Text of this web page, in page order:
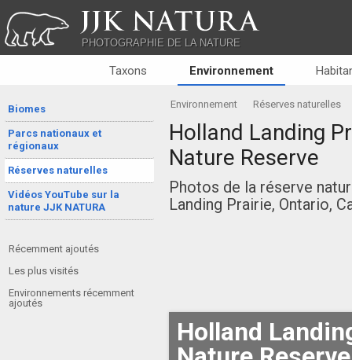
JJK NATURA
PHOTOGRAPHIE DE LA NATURE
Taxons Environnement
Biomes
Parcs nationaux et
régionaux
Réserves naturelles
Vidéos YouTube sur la
nature JJK NATURA
Récemment ajoutés
Les plus visités
Environnements récemment
ajoutés
Environnement Réserves naturelles
Holland Landing
Nature Reserve
Photos de la réserve
Landing Prairie, Ontario,
Holland